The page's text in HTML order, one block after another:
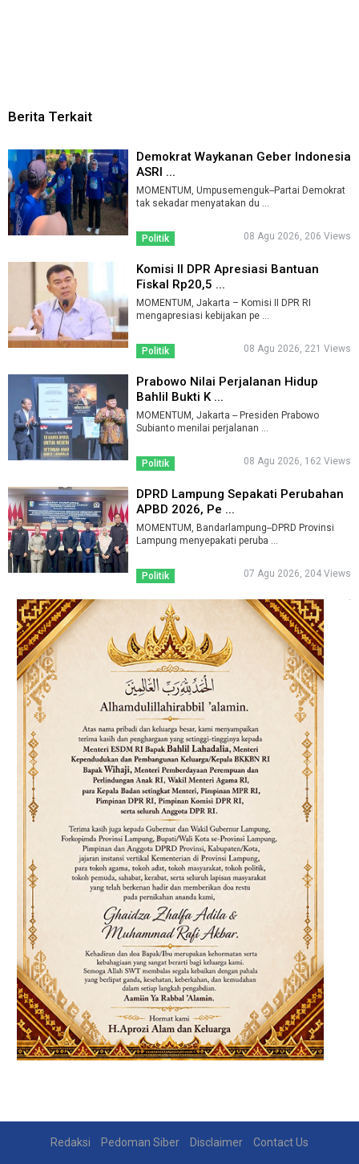
Berita Terkait
Demokrat Waykanan Geber Indonesia
ASRI ...
MOMENTUM, Umpusemenguk--Partai Demokrat
tak sekadar menyatakan du ...
Politik 08 Agu 2026, 206 Views
Komisi II DPR Apresiasi Bantuan
Fiskal Rp20,5 ...
MOMENTUM, Jakarta – Komisi II DPR RI
mengapresiasi kebijakan pe ...
Politik 08 Agu 2026, 221 Views
Prabowo Nilai Perjalanan Hidup
Bahlil Bukti K ...
MOMENTUM, Jakarta -- Presiden Prabowo
Subianto menilai perjalanan ...
Politik 08 Agu 2026, 162 Views
DPRD Lampung Sepakati Perubahan
APBD 2026, Pe ...
MOMENTUM, Bandarlampung--DPRD Provinsi
Lampung menyepakati peruba ...
Politik 07 Agu 2026, 204 Views
Redaksi Pedoman Siber Disclaimer Contact Us